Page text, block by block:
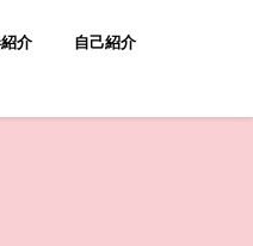
介 自己紹介